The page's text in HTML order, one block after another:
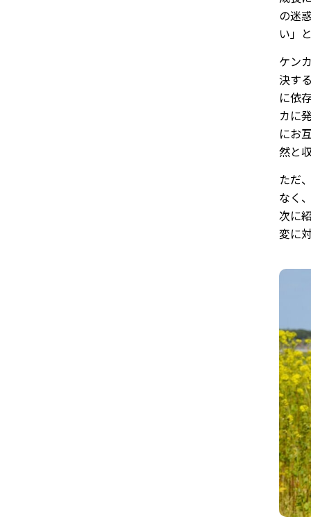
の迷
い」
ケン
決す
に依
カに
にお
然と
ただ
なく
次に
変に